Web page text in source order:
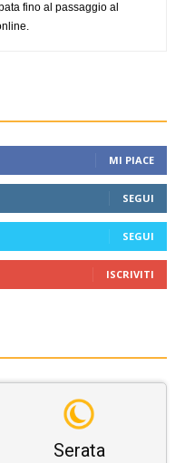
fino al passaggio al
MI PIACE
SEGUI
SEGUI
ISCRIVITI
Serata